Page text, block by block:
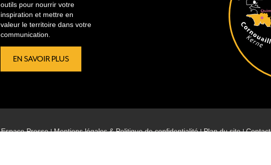
outils pour nourrir votre
inspiration et mettre en
valeur le territoire dans votre
communication.
EN SAVOIR PLUS
Espace Presse Mentions légales & Politique de confidentialité Plan du site Contact